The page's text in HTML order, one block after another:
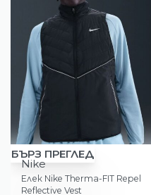
-12%
БЪРЗ ПРЕГЛЕД
Nike
Елек Nike Therma-FIT Repel
Reflective Vest